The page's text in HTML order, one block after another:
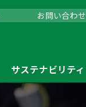
サステナビリティ
お問い合わせ